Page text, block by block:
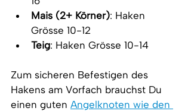
Mais (2+ Körner): Haken
Grösse 10-12
Teig: Haken Grösse 10-14
Zum sicheren Befestigen des
Hakens am Vorfach brauchst Du
einen guten Angelknoten wie den